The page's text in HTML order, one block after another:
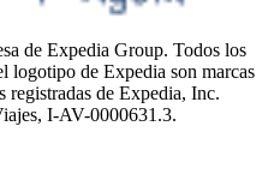
de Expedia Group. Todos los
logotipo de Expedia son marcas
registradas de Expedia, Inc.
I-AV-0000631.3.